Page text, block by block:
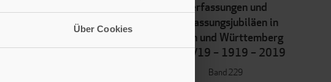
Über Cookies
globalen Markt
Verfassungen und
Verfassungsjubiläen in
Baden und Württemberg
1818/19 – 1919 – 2019
Band 229